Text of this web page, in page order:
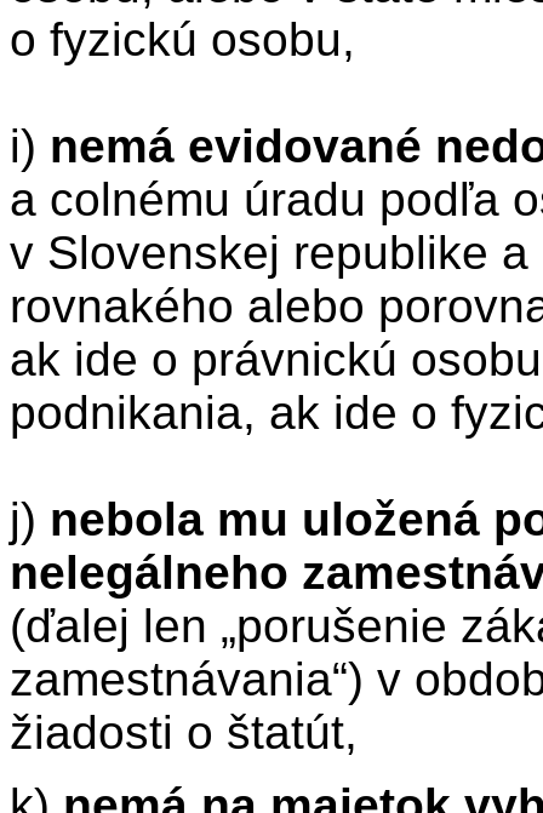
o fyzickú osobu,
i) nemá evidované
a colnému úradu podľa
v Slovenskej republike
rovnakého alebo
ak ide o právnickú
podnikania, ak ide o
j) nebola mu uložená
nelegálneho
(ďalej len „porušenie
zamestnávania“) v
žiadosti o štatút,